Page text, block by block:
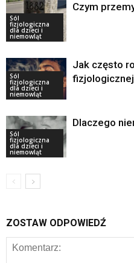
Sól
fizjologiczna
dla dzieci i
niemowląt
Czym
Sól
fizjologiczna
dla dzieci i
niemowląt
Jak często
Sól
fizjologiczna
dla dzieci i
niemowląt
Dlaczego
ZOSTAW ODPOWIEDŹ